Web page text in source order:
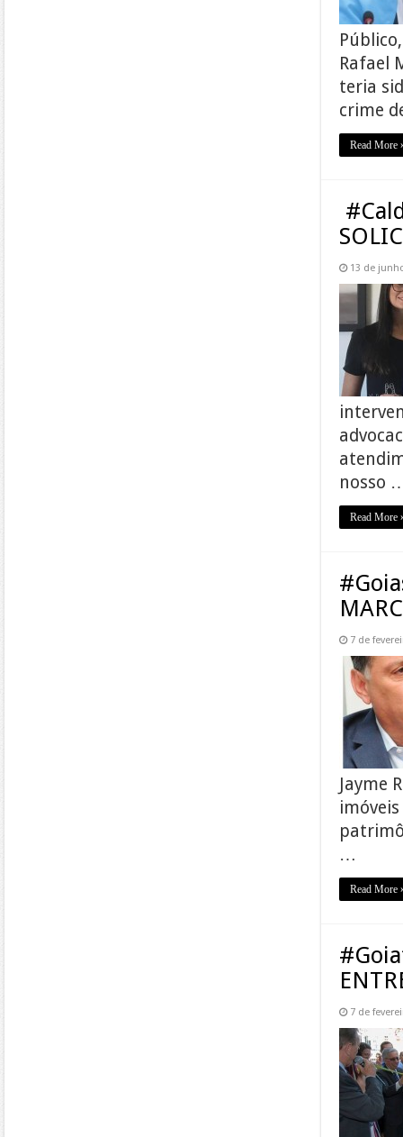
Rafael
teria
crime
Read More
13 de
nosso
Read More
7 de
Jayme
…
Read More
7 de